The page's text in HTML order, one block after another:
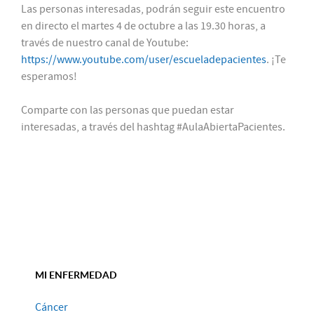
Las personas interesadas, podrán seguir este encuentro
en directo el martes 4 de octubre a las 19.30 horas, a
través de nuestro canal de Youtube:
https://www.youtube.com/user/escueladepacientes. ¡Te
esperamos!
Comparte con las personas que puedan estar
interesadas, a través del hashtag #AulaAbiertaPacientes.
MI ENFERMEDAD
Cáncer